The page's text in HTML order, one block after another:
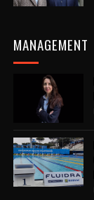
MANAGEMENT